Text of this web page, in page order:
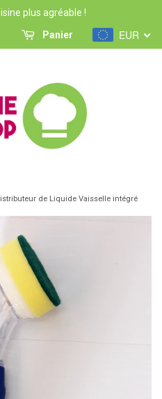
plus agréable !
EUR
Panier
de Liquide Vaisselle intégré